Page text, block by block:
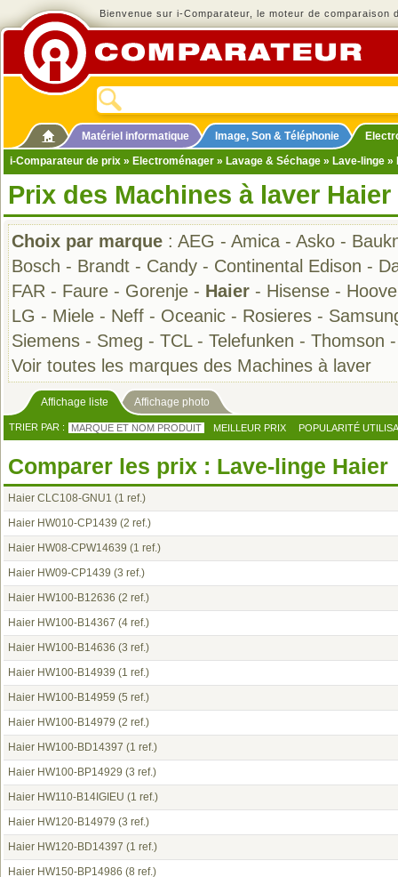
Bienvenue sur i-Comparateur, le moteur de comparaison
Matériel informatique Image, Son & Téléphonie
i-Comparateur de prix » Electroménager » Lavage & Séchage » Lave-linge »
Prix des Machines à laver
Choix par marque : AEG - Amica - Asko -
Bosch - Brandt - Candy - Continental Edison -
FAR - Faure - Gorenje - Haier - Hisense -
LG - Miele - Neff - Oceanic - Rosieres -
Siemens - Smeg - TCL- Telefunken - Thomson
Voir toutes les marques des Machines à laver
Affichage liste Affichage photo
TRIER PAR : MARQUE ET NOM PRODUIT MEILLEUR PRIX POPULARITÉ
Comparer les prix : Lave-linge Haier
Haier CLC108-GNU1 (1 ref.)
Haier HW010-CP1439 (2 ref.)
Haier HW08-CPW14639 (1 ref.)
Haier HW09-CP1439 (3 ref.)
Haier HW100-B12636 (2 ref.)
Haier HW100-B14367 (4 ref.)
Haier HW100-B14636 (3 ref.)
Haier HW100-B14939 (1 ref.)
Haier HW100-B14959 (5 ref.)
Haier HW100-B14979 (2 ref.)
Haier HW100-BD14397 (1 ref.)
Haier HW100-BP14929 (3 ref.)
Haier HW110-B14IGIEU (1 ref.)
Haier HW120-B14979 (3 ref.)
Haier HW120-BD14397 (1 ref.)
Haier HW150-BP14986 (8 ref.)